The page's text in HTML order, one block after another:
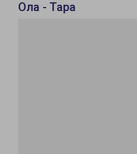
Ола - Тара